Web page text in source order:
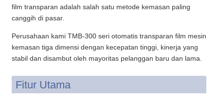
film transparan adalah salah satu metode kemasan paling
canggih di pasar.
Perusahaan kami TMB-300 seri otomatis transparan film mesin
kemasan tiga dimensi dengan kecepatan tinggi, kinerja yang
stabil dan disambut oleh mayoritas pelanggan baru dan lama.
Fitur Utama